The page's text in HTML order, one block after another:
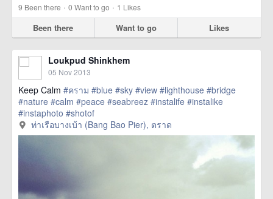
9 Been there · 0 Want to go · 1 Likes
Been there Want to go Likes
Loukpud Shinkhem
05 Nov 2013
Keep Calm #คราม #blue #sky #view #lighthouse #bridge
#nature #calm #peace #seabreez #instalife #instalike
#instaphoto #shotof
href=https://m.thetrippacker.com/en/image/ท่าเรือบาง
เบ้าBangBaoPier/42488> more
ท่าเรือบางเบ้า (Bang Bao Pier), ตราด